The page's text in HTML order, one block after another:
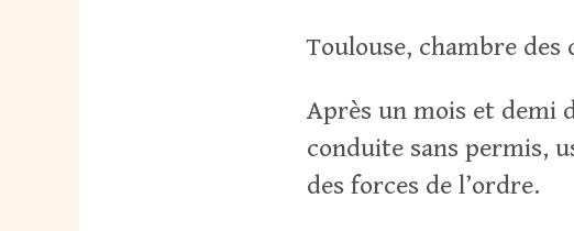
Toulouse, chambre
Après un mois et demi
conduite sans permis,
des forces de l’ordre.